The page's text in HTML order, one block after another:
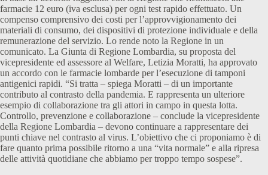
farmacie 12 euro (iva esclusa) per ogni test rapido effettuato. Un
compenso comprensivo dei costi per l’approvvigionamento dei
materiali di consumo, dei dispositivi di protezione individuale e della
remunerazione del servizio. Lo rende noto la Regione in un
comunicato. La Giunta di Regione Lombardia, su proposta del
vicepresidente ed assessore al Welfare, Letizia Moratti, ha approvato
un accordo con le farmacie lombarde per l’esecuzione di tamponi
antigenici rapidi. “Si tratta – spiega Moratti – di un importante
contributo al contrasto della pandemia. E rappresenta un ulteriore
esempio di collaborazione tra gli attori in campo in questa lotta.
Controllo, prevenzione e collaborazione – conclude la vicepresidente
della Regione Lombardia – devono continuare a rappresentare dei
punti chiave nel contrasto al virus. L’obiettivo che ci proponiamo è di
fare quanto prima possibile ritorno a una “vita normale” e alla ripresa
delle attività quotidiane che abbiamo per troppo tempo sospese”.